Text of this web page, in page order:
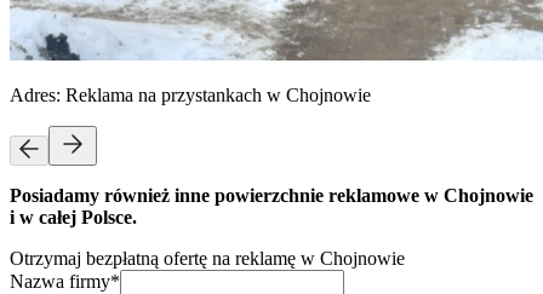
Adres: Reklama na przystankach w Chojnowie
Posiadamy również inne powierzchnie reklamowe w Chojnowie
i w całej Polsce.
Otrzymaj bezpłatną ofertę na reklamę w Chojnowie
Nazwa firmy*